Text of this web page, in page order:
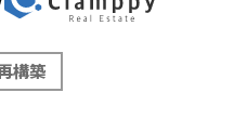
徳島県
熊本県
構築